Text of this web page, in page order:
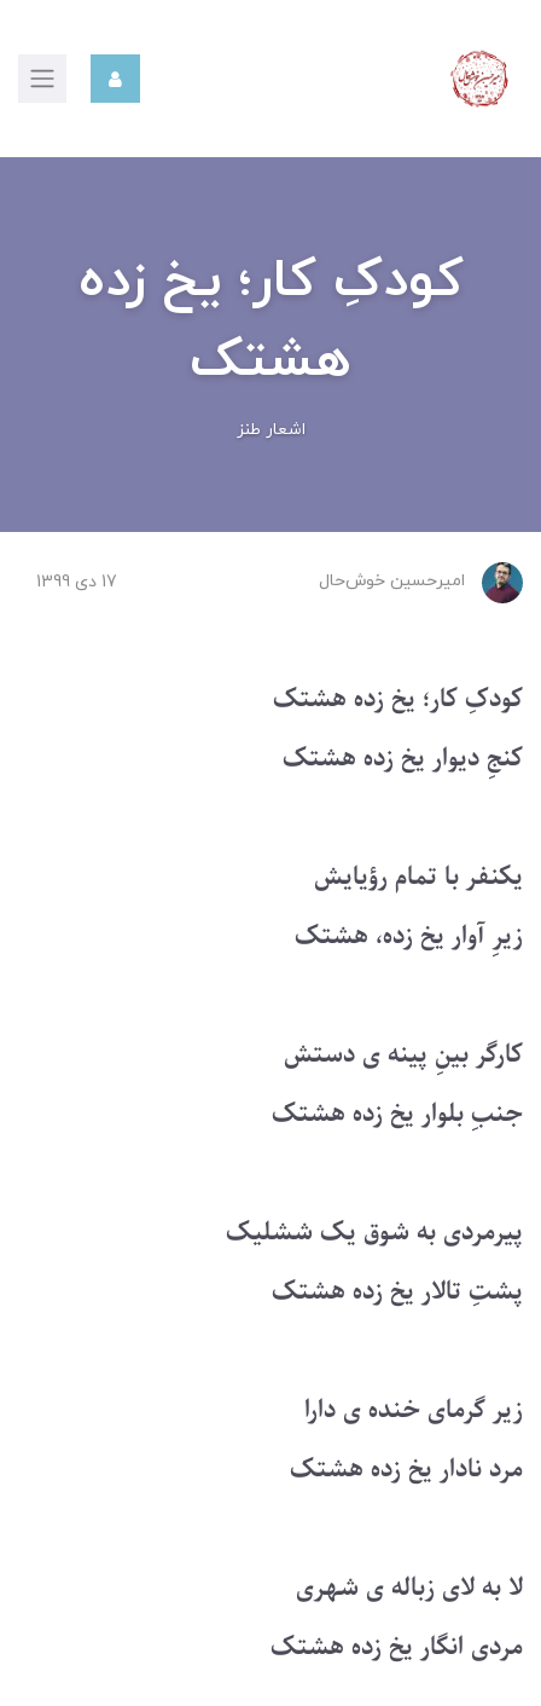
کودکِ کار؛ یخ زده
هشتک
اشعار طنز
امیرحسین ‌خوش‌حال 17 دی 1399
کودکِ کار؛ یخ زده هشتک
کنجِ دیوار یخ زده هشتک
یکنفر با تمام رؤیایش
زیرِ آوار یخ زده، هشتک
کارگر بینِ پینه ی دستش
جنبِ بلوار یخ زده هشتک
پیرمردی به شوق یک ششلیک
پشتِ تالار یخ زده هشتک
زیر گرمای خنده ی دارا
مرد نادار یخ زده هشتک
لا به لای زباله ی شهری
مردی انگار یخ زده هشتک